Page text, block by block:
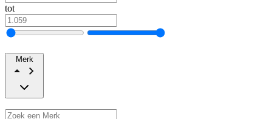
tot
Merk